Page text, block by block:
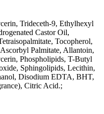
Trideceth-9, Ethylhexyl
Castor Oil,
Tocopherol,
Palmitate, Allantoin,
Phospholipids, T-Butyl
Sphingolipids, Lecithin,
Disodium EDTA, BHT,
Citric Acid.;